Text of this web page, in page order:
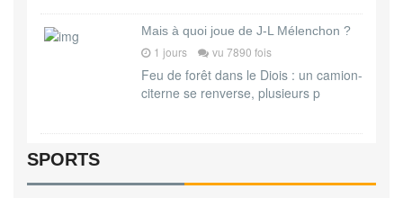
Mais à quoi joue de J-L Mélenchon ?
1 jours vu 7890 fois
Feu de forêt dans le Diois : un camion-
citerne se renverse, plusieurs p
SPORTS